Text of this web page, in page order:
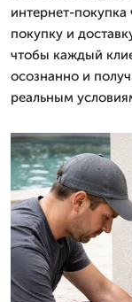
интернет-
покупку и
чтобы каждый
осознанно и
реальным